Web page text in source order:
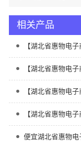
相关产品